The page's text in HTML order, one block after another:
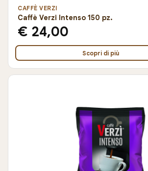
CAFFÈ VERZI
Caffè Verzi Intenso 150 pz.
€ 24,00
Scopri di più